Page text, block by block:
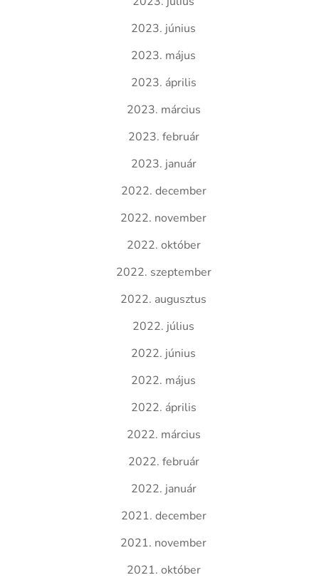
2023. június
2023. május
2023. április
2023. március
2023. február
2023. január
2022. december
2022. november
2022. október
2022. szeptember
2022. augusztus
2022. július
2022. június
2022. május
2022. április
2022. március
2022. február
2022. január
2021. december
2021. november
2021. október